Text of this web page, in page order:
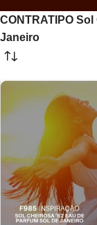
CONTRATIPO
Janeiro